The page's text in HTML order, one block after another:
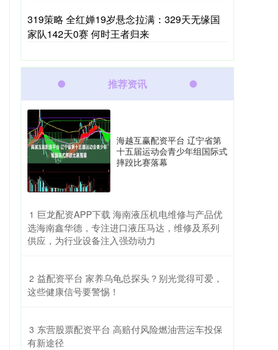
319策略 全红婵19岁悬念拉满：329天无缘国
家队142天0赛 何时王者归来
推荐资讯
海越互赢配资平台 辽宁省第
十五届运动会青少年组国际式
摔跤比赛落幕
1 ​巨龙配资APP下载 海南液压机电维修与产品优
选海南鑫华德，专注进口液压马达，维修及系列
供应，为行业设备注入强劲动力
2 ​益配资平台 家养乌龟总探头？别光觉得可爱，
这些健康信号要警惕！
3 ​东营股票配资平台 高赔付风险燃油营运车投保
有新途径